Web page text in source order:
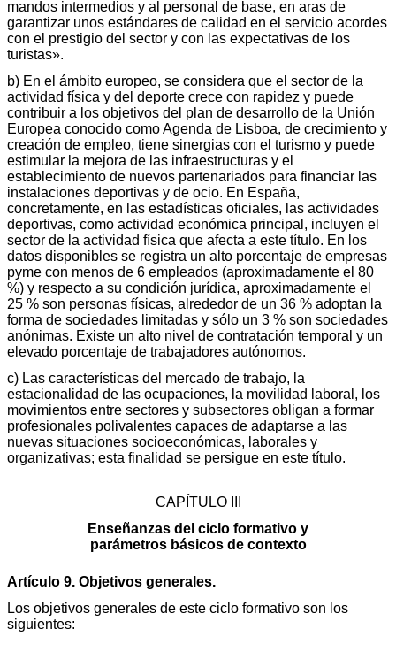
mandos intermedios y al personal de base, en aras de
garantizar unos estándares de calidad en el servicio acordes
con el prestigio del sector y con las expectativas de los
turistas».
b) En el ámbito europeo, se considera que el sector de la
actividad física y del deporte crece con rapidez y puede
contribuir a los objetivos del plan de desarrollo de la Unión
Europea conocido como Agenda de Lisboa, de crecimiento y
creación de empleo, tiene sinergias con el turismo y puede
estimular la mejora de las infraestructuras y el
establecimiento de nuevos partenariados para financiar las
instalaciones deportivas y de ocio. En España,
concretamente, en las estadísticas oficiales, las actividades
deportivas, como actividad económica principal, incluyen el
sector de la actividad física que afecta a este título. En los
datos disponibles se registra un alto porcentaje de empresas
pyme con menos de 6 empleados (aproximadamente el 80
%) y respecto a su condición jurídica, aproximadamente el
25 % son personas físicas, alrededor de un 36 % adoptan la
forma de sociedades limitadas y sólo un 3 % son sociedades
anónimas. Existe un alto nivel de contratación temporal y un
elevado porcentaje de trabajadores autónomos.
c) Las características del mercado de trabajo, la
estacionalidad de las ocupaciones, la movilidad laboral, los
movimientos entre sectores y subsectores obligan a formar
profesionales polivalentes capaces de adaptarse a las
nuevas situaciones socioeconómicas, laborales y
organizativas; esta finalidad se persigue en este título.
CAPÍTULO III
Enseñanzas del ciclo formativo y
parámetros básicos de contexto
Artículo 9. Objetivos generales.
Los objetivos generales de este ciclo formativo son los
siguientes: